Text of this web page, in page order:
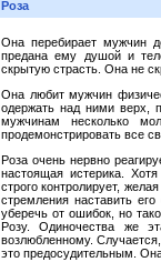
Роза
Она перебирает мужчин
предана ему душой и
скрытую страсть. Она не
Она любит мужчин
одержать над ними верх,
мужчинам несколько
продемонстрировать все
Роза очень нервно
настоящая истерика.
строго контролирует,
стремления наставить
уберечь от ошибок, но
Розу. Одиночества же
возлюбленному.
это предосудительным.